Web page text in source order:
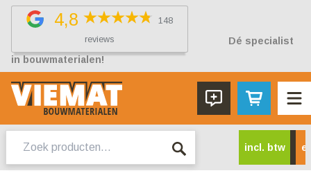
4,8
148
reviews
Dé specialist
in bouwmaterialen!
naar:
incl. btw